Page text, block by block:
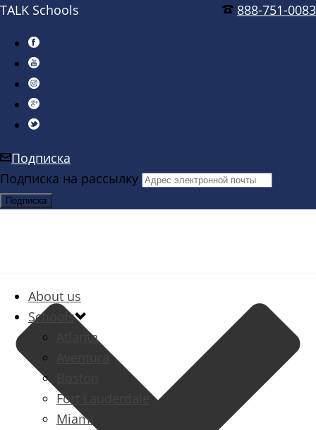
888-751-0083
TALK Schools
Подписка
Подписка на рассылку
About us
Schools
Atlanta
Aventura
Fort Lauderdale
Miami